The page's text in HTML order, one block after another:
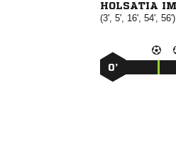
HOLSATIA
(3', 5', 16', 54',
0’